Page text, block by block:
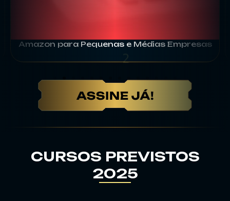
Amazon para Pequenas e Médias Empresas
CURSOS PREVISTOS
2025